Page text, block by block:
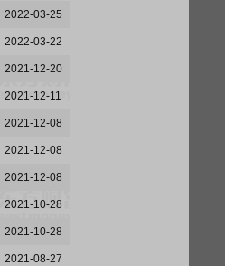
2022-03-25
2022-03-22
2021-12-20
2021-12-11
2021-12-08
2021-12-08
2021-12-08
2021-10-28
2021-10-28
2021-08-27